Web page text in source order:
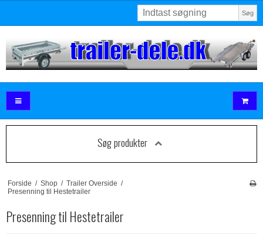
Søg
Søg produkter
Forside / Shop / Trailer Overside /
Presenning til Hestetrailer
Presenning til Hestetrailer